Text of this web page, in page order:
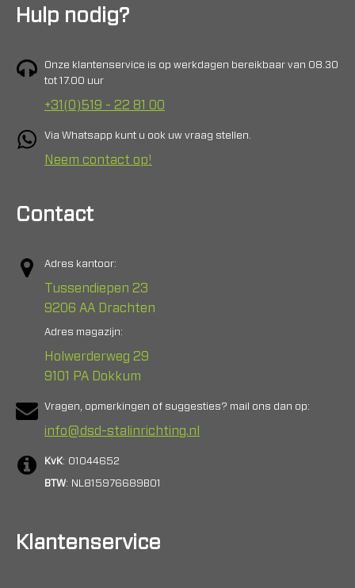
Hulp nodig?
Onze klantenservice is op werkdagen bereikbaar van 08.30
tot 17.00 uur
+31(0)519 - 22 81 00
Via Whatsapp kunt u ook uw vraag stellen.
Neem contact op!
Contact
Adres kantoor:
Tussendiepen 23
9206 AA Drachten
Adres magazijn:
Holwerderweg 29
9101 PA Dokkum
Vragen, opmerkingen of suggesties? mail ons dan op:
info@dsd-stalinrichting.nl
KvK: 01044652
BTW: NL815976689B01
Klantenservice